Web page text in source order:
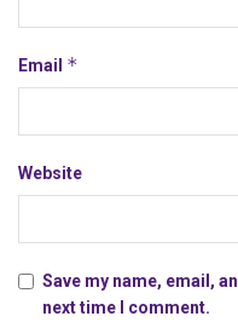
Email *
Website
Save my name, email,
next time I comment.